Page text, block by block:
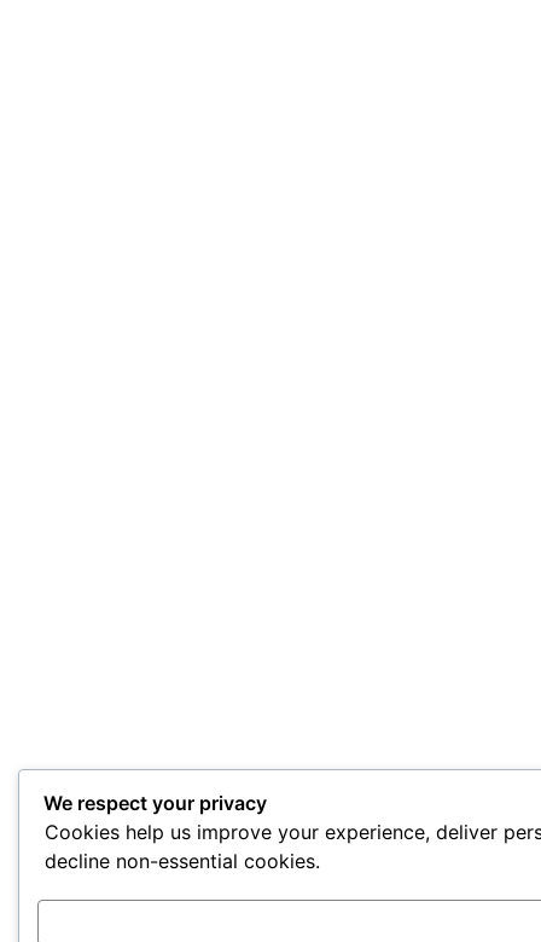
We respect your privacy
Cookies help us improve your experience, deliver
decline non-essential cookies.